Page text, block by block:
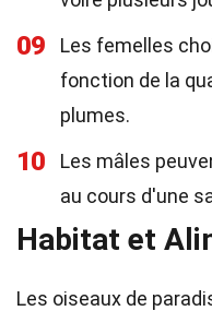
09
Les femelles
fonction de la
plumes.
10
Les mâles
au cours d'une
Habitat et
Les oiseaux de